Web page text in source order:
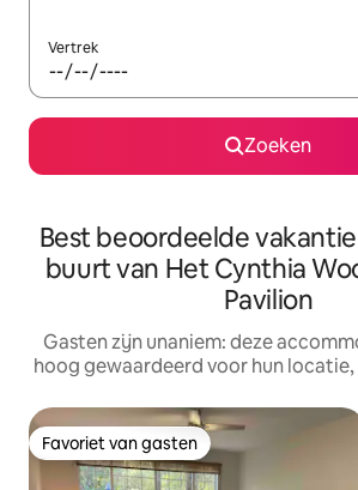
Vertrek
Zoeken
Best beoordeelde
buurt van Het Cynthia
Pavilion
Gasten zijn unaniem: deze
hoog gewaardeerd voor hun locatie,
Favoriet van gasten
Favoriet van gasten